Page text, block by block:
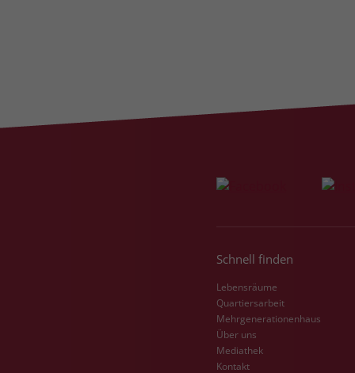
Schnell finden
Lebensräume
Quartiersarbeit
Mehrgenerationenhaus
Über uns
Mediathek
Kontakt